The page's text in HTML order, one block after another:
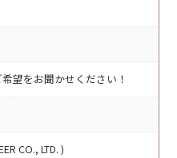
望をお聞かせください！
CO., LTD. )